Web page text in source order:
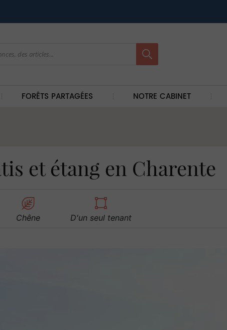
FORÊTS PARTAGÉES NOTRE CABINET
et étang en Charente
Chêne D'un seul tenant